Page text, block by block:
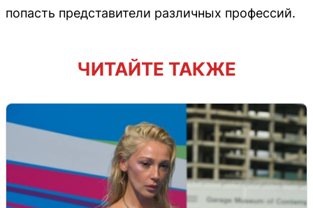
попасть представители различных профессий.
ЧИТАЙТЕ ТАКЖЕ